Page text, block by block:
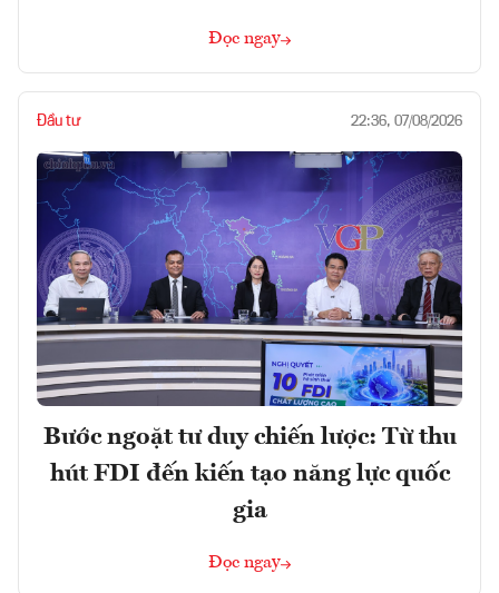
Đọc ngay
Đầu tư 22:36, 07/08/2026
Bước ngoặt tư duy chiến lược: Từ thu
hút FDI đến kiến tạo năng lực quốc
gia
Đọc ngay